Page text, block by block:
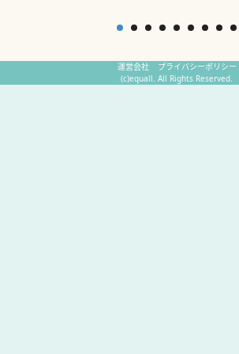
運営会社
プライバシーポリシー
(c)equall. All Rights Reserved.